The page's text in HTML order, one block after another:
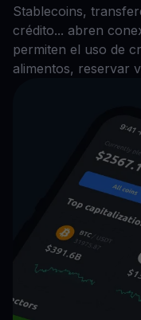
Stablecoins,
crédito... abren
permiten el uso de
alimentos, reservar